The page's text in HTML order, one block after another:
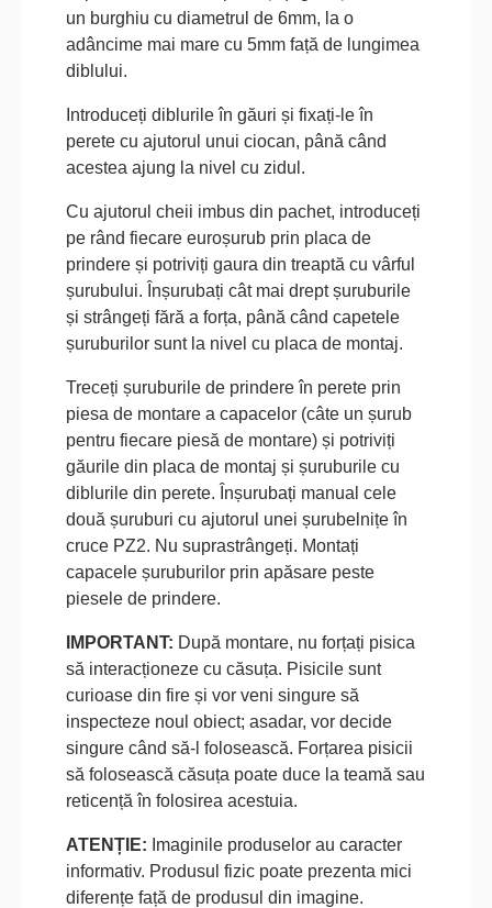
un burghiu cu diametrul de 6mm, la o
adâncime mai mare cu 5mm față de lungimea
diblului.
Introduceți diblurile în găuri și fixați-le în
perete cu ajutorul unui ciocan, până când
acestea ajung la nivel cu zidul.
Cu ajutorul cheii imbus din pachet, introduceți
pe rând fiecare euroșurub prin placa de
prindere și potriviți gaura din treaptă cu vârful
șurubului. Înșurubați cât mai drept șuruburile
și strângeți fără a forța, până când capetele
șuruburilor sunt la nivel cu placa de montaj.
Treceți șuruburile de prindere în perete prin
piesa de montare a capacelor (câte un șurub
pentru fiecare piesă de montare) și potriviți
găurile din placa de montaj și șuruburile cu
diblurile din perete. Înșurubați manual cele
două șuruburi cu ajutorul unei șurubelnițe în
cruce PZ2. Nu suprastrângeți. Montați
capacele șuruburilor prin apăsare peste
piesele de prindere.
IMPORTANT: După montare, nu forțați pisica
să interacționeze cu căsuța. Pisicile sunt
curioase din fire și vor veni singure să
inspecteze noul obiect; asadar, vor decide
singure când să-l folosească. Forțarea pisicii
să folosească căsuța poate duce la teamă sau
reticență în folosirea acestuia.
ATENȚIE: Imaginile produselor au caracter
informativ. Produsul fizic poate prezenta mici
diferențe față de produsul din imagine.